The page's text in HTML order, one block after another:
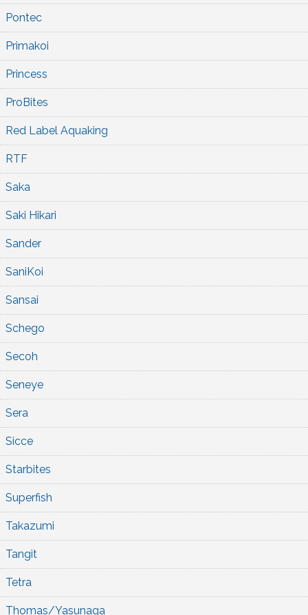
Pontec
Primakoi
Princess
ProBites
Red Label Aquaking
RTF
Saka
Saki Hikari
Sander
SaniKoi
Sansai
Schego
Secoh
Seneye
Sera
Sicce
Starbites
Superfish
Takazumi
Tangit
Tetra
Thomas/Yasunaga